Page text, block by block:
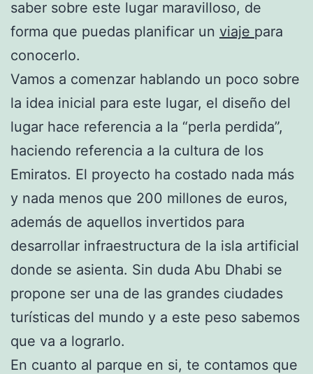
saber sobre este lugar maravilloso, de
forma que puedas planificar un viaje para
conocerlo.
Vamos a comenzar hablando un poco sobre
la idea inicial para este lugar, el diseño del
lugar hace referencia a la “perla perdida”,
haciendo referencia a la cultura de los
Emiratos. El proyecto ha costado nada más
y nada menos que 200 millones de euros,
además de aquellos invertidos para
desarrollar infraestructura de la isla artificial
donde se asienta. Sin duda Abu Dhabi se
propone ser una de las grandes ciudades
turísticas del mundo y a este peso sabemos
que va a lograrlo.
En cuanto al parque en si, te contamos que